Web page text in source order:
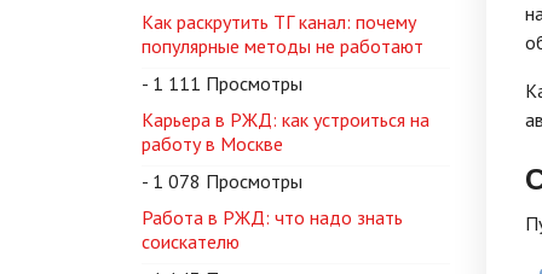
Как раскрутить ТГ канал: почему
популярные методы не работают
- 1 111 Просмотры
Карьера в РЖД: как устроиться на
работу в Москве
- 1 078 Просмотры
Работа в РЖД: что надо знать
соискателю